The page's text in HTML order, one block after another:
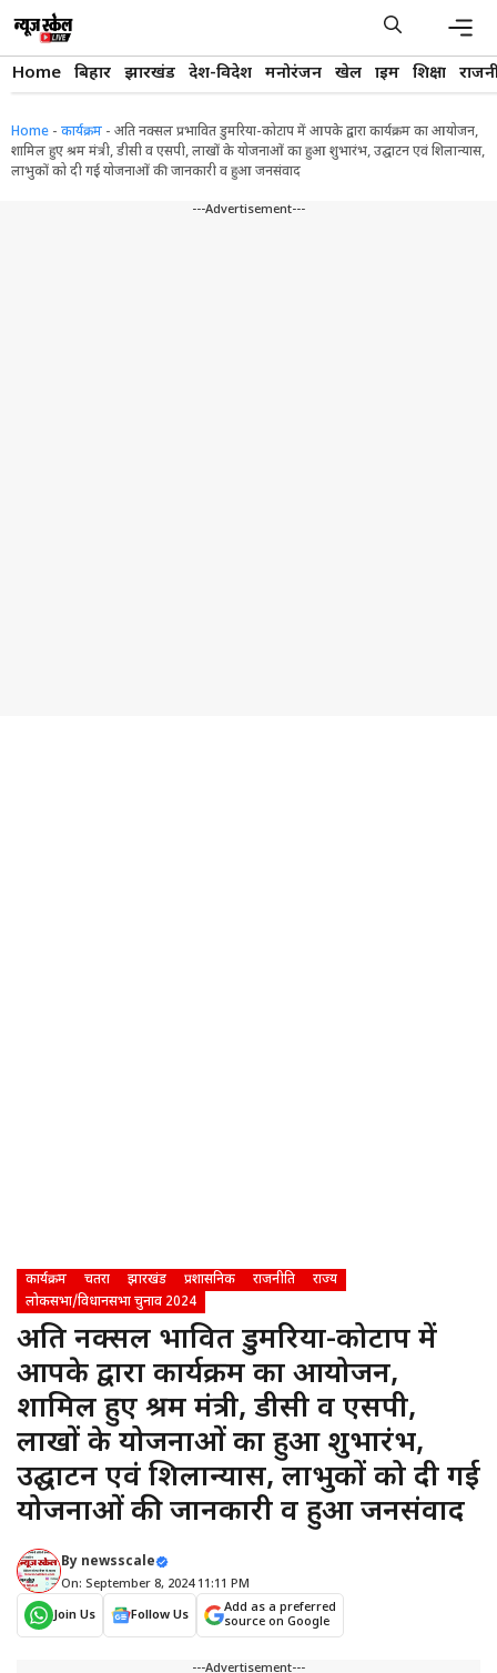
content
Home बिहार झारखंड देश-विदेश मनोरंजन खेल क्राइम शिक्षा
Home - कार्यक्रम - अति नक्सल प्रभावित डुमरिया-कोटाप में आपके द्वारा कार्यक्रम का आयोजन,
शामिल हुए श्रम मंत्री, डीसी व एसपी, लाखों के योजनाओं का हुआ शुभारंभ, उद्घाटन एवं शिलान्यास,
लाभुकों को दी गई योजनाओं की जानकारी व हुआ जनसंवाद
---Advertisement---
कार्यक्रम चतरा झारखंड प्रशासनिक राजनीति
राज्य
लोकसभा/विधानसभा चुनाव 2024
अति नक्सल प्रभावित डुमरिया-कोटाप में
आपके द्वारा कार्यक्रम का आयोजन,
शामिल हुए श्रम मंत्री, डीसी व एसपी,
लाखों के योजनाओं का हुआ शुभारंभ,
उद्घाटन एवं शिलान्यास, लाभुकों को दी गई
योजनाओं की जानकारी व हुआ जनसंवाद
By newsscale
On: September 8, 2024 11:11 PM
Join Us
Follow Us
Add as a preferred
source on Google
---Advertisement---